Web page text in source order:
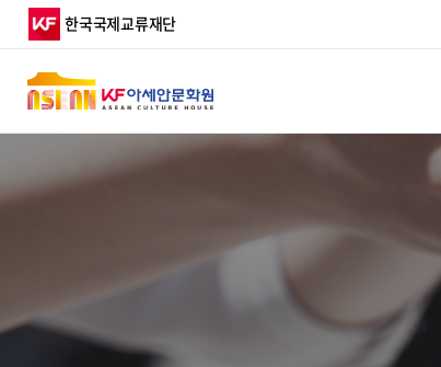
한국국제교류재단
행사일정
주요활동
아세안문화원 알림
디지털 아카이브
TOP